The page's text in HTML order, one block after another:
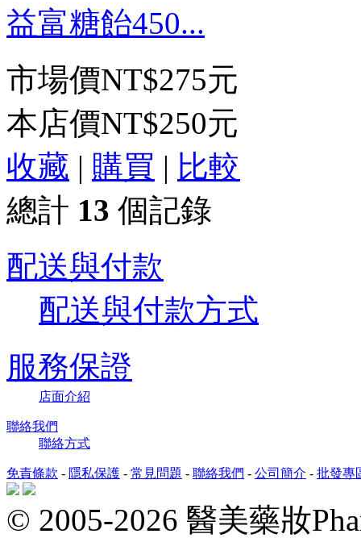
益富糖飴450...
市場價NT$275元
本店價NT$250元
收藏 | 購買 | 比較
總計 13 個記錄
配送與付款
配送與付款方式
服務保證
店面介紹
聯絡我們
聯絡方式
免責條款 - 隱私保護 - 常見問題 - 聯絡我們 - 公司簡介 - 批發專
© 2005-2026 醫美藥妝